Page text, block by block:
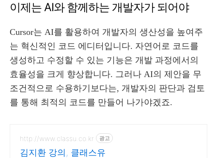
이제는 AI와 함께하는 개발자가 되어야
Cursor는 AI를 활용하여 개발자의 생산성을 높여주
는 혁신적인 코드 에디터입니다. 자연어로 코드를
생성하고 수정할 수 있는 기능은 개발 과정에서의
효율성을 크게 향상합니다. 그러나 AI의 제안을 무
조건적으로 수용하기보다는, 개발자의 판단과 검토
를 통해 최적의 코드를 만들어 나가야겠죠.
http://www.classu.co.kr 광고
김지환 강의, 클래스유